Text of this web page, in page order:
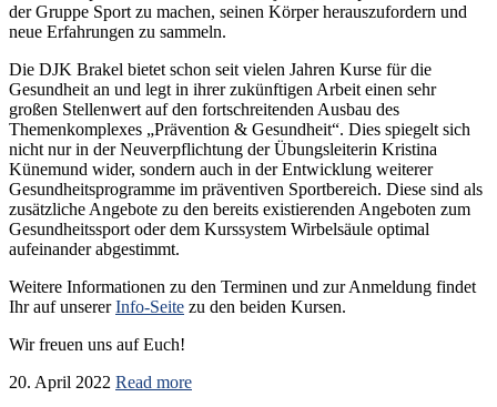
der Gruppe Sport zu machen, seinen Körper herauszufordern und
neue Erfahrungen zu sammeln.
Die DJK Brakel bietet schon seit vielen Jahren Kurse für die
Gesundheit an und legt in ihrer zukünftigen Arbeit einen sehr
großen Stellenwert auf den fortschreitenden Ausbau des
Themenkomplexes „Prävention & Gesundheit“. Dies spiegelt sich
nicht nur in der Neuverpflichtung der Übungsleiterin Kristina
Künemund wider, sondern auch in der Entwicklung weiterer
Gesundheitsprogramme im präventiven Sportbereich. Diese sind als
zusätzliche Angebote zu den bereits existierenden Angeboten zum
Gesundheitssport oder dem Kurssystem Wirbelsäule optimal
aufeinander abgestimmt.
Weitere Informationen zu den Terminen und zur Anmeldung findet
Ihr auf unsererInfo-Seite zu den beiden Kursen.
Wir freuen uns auf Euch!
20. April 2022 Read more